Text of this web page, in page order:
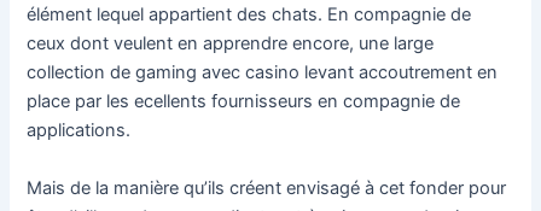
élément lequel appartient des chats. En compagnie de
ceux dont veulent en apprendre encore, une large
collection de gaming avec casino levant accoutrement en
place par les ecellents fournisseurs en compagnie de
applications.
Mais de la manière qu’ils créent envisagé à cet fonder pour